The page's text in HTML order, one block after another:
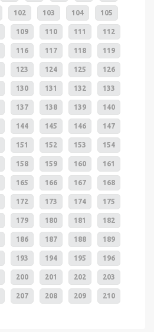
102 103 104 105
109 110 111 112
116 117 118 119
123 124 125 126
130 131 132 133
137 138 139 140
144 145 146 147
151 152 153 154
158 159 160 161
165 166 167 168
172 173 174 175
179 180 181 182
186 187 188 189
193 194 195 196
200 201 202 203
207 208 209 210